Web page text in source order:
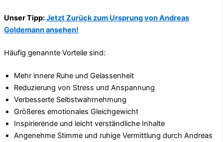
Unser Tipp:Jetzt Zurück zum Ursprung von Andreas
Goldemann ansehen!
Häufig genannte Vorteile sind:
Mehr innere Ruhe und Gelassenheit
Reduzierung von Stress und Anspannung
Verbesserte Selbstwahrnehmung
Größeres emotionales Gleichgewicht
Inspirierende und leicht verständliche Inhalte
Angenehme Stimme und ruhige Vermittlung durch Andreas